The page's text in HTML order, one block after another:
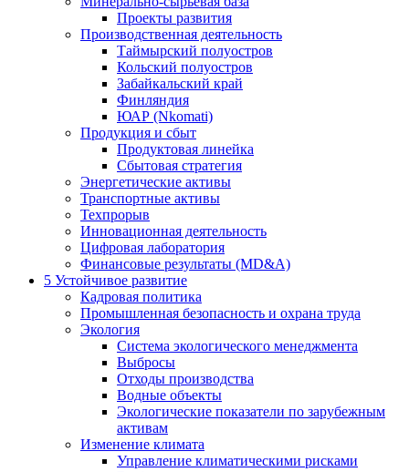
Проекты развития
Производственная деятельность
Таймырский полуостров
Кольский полуостров
Забайкальский край
Финляндия
ЮАР (Nkomati)
Продукция и сбыт
Продуктовая линейка
Сбытовая стратегия
Энергетические активы
Транспортные активы
Техпрорыв
Инновационная деятельность
Цифровая лаборатория
Финансовые результаты (MD&A)
5 Устойчивое развитие
Кадровая политика
Промышленная безопасность и охрана труда
Экология
Система экологического менеджмента
Выбросы
Отходы производства
Водные объекты
Экологические показатели по зарубежным
активам
Изменение климата
Управление климатическими рисками